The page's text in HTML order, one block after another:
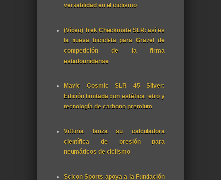
versatilidad en el ciclismo
(Vídeo) Trek Checkmate SLR: así es
la nueva bicicleta para Gravel de
competición de la firma
estadounidense
Mavic Cosmic SLR 45 Silver:
Edición limitada con estética retro y
tecnología de carbono premium
Vittoria lanza su calculadora
científica de presión para
neumáticos de ciclismo
Scicon Sports apoya a la Fundación